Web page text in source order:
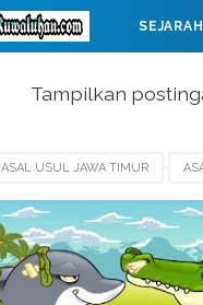
SEJARAH
Tampilkan
ASAL USUL JAWA TIMUR
ASAL USUL KABUPATEN KEDIRI
LEGENDA SURABAYA